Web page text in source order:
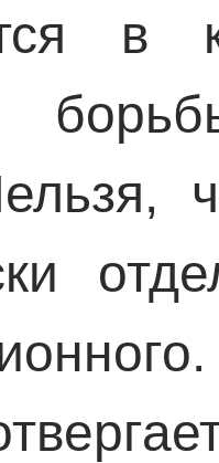
в